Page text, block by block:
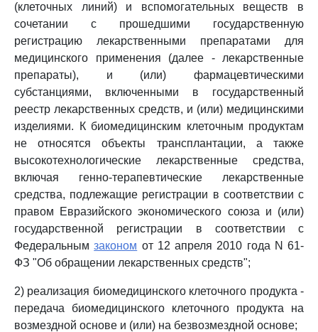
(клеточных линий) и вспомогательных веществ в
сочетании с прошедшими государственную
регистрацию лекарственными препаратами для
медицинского применения (далее - лекарственные
препараты), и (или) фармацевтическими
субстанциями, включенными в государственный
реестр лекарственных средств, и (или) медицинскими
изделиями. К биомедицинским клеточным продуктам
не относятся объекты трансплантации, а также
высокотехнологические лекарственные средства,
включая генно-терапевтические лекарственные
средства, подлежащие регистрации в соответствии с
правом Евразийского экономического союза и (или)
государственной регистрации в соответствии с
Федеральнымзаконом от 12 апреля 2010 года N 61-
ФЗ "Об обращении лекарственных средств";
2) реализация биомедицинского клеточного продукта -
передача биомедицинского клеточного продукта на
возмездной основе и (или) на безвозмездной основе;